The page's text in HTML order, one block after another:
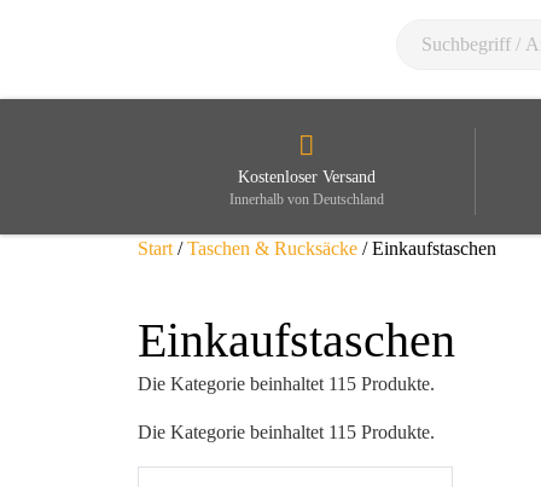
Kostenloser Versand
Innerhalb von Deutschland
Start /Taschen & Rucksäcke / Einkaufstaschen
Einkaufstaschen
Die Kategorie beinhaltet 115 Produkte.
Die Kategorie beinhaltet 115 Produkte.